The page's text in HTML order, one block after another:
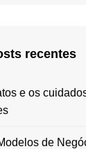
recentes
e os
de